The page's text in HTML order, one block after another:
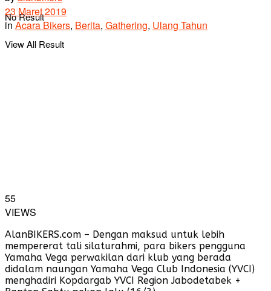
No Result
View All Result
23 Maret 2019
in Acara Bikers, Berita, Gathering, Ulang Tahun
55
VIEWS
AlanBIKERS.com – Dengan maksud untuk lebih
mempererat tali silaturahmi, para bikers pengguna
Yamaha Vega perwakilan dari klub yang berada
didalam naungan Yamaha Vega Club Indonesia (YVCI)
menghadiri Kopdargab YVCI Region Jabodetabek +